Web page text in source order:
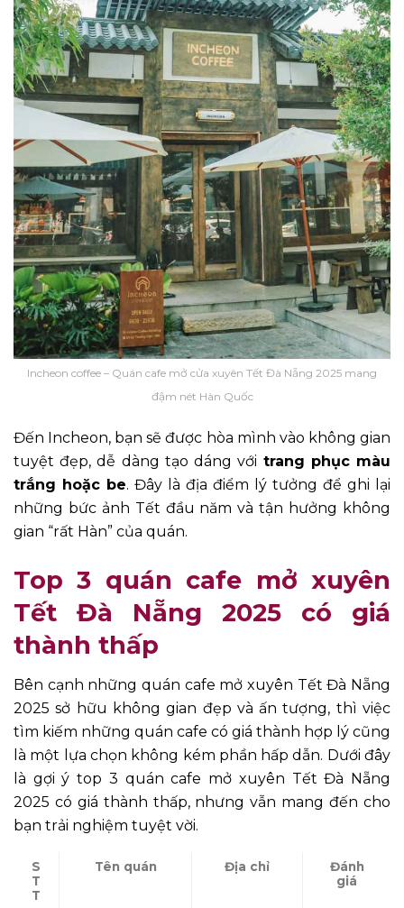
Incheon coffee – Quán cafe mở cửa xuyên Tết Đà Nẵng 2025 mang
đậm nét Hàn Quốc
Đến Incheon, bạn sẽ được hòa mình vào không gian
tuyệt đẹp, dễ dàng tạo dáng với trang phục màu
trắng hoặc be. Đây là địa điểm lý tưởng để ghi lại
những bức ảnh Tết đầu năm và tận hưởng không
gian “rất Hàn” của quán.
Top 3 quán cafe mở xuyên
Tết Đà Nẵng 2025 có giá
thành thấp
Bên cạnh những quán cafe mở xuyên Tết Đà Nẵng
2025 sở hữu không gian đẹp và ấn tượng, thì việc
tìm kiếm những quán cafe có giá thành hợp lý cũng
là một lựa chọn không kém phần hấp dẫn. Dưới đây
là gợi ý top 3 quán cafe mở xuyên Tết Đà Nẵng
2025 có giá thành thấp, nhưng vẫn mang đến cho
bạn trải nghiệm tuyệt vời.
S
T
T
Tên quán Địa chỉ
Đánh
giá